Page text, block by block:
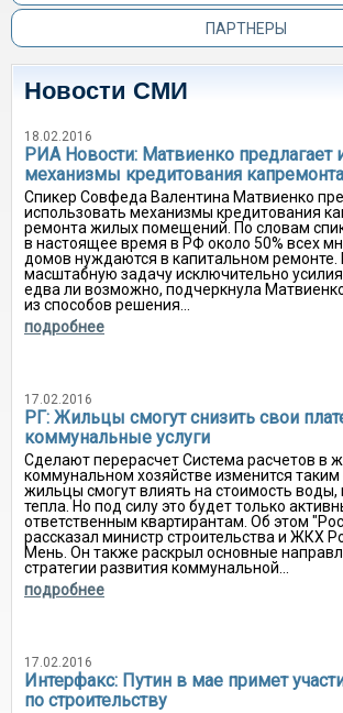
ПАРТНЕРЫ
Новости СМИ
18.02.2016
РИА Новости: Матвиенко предлагает
механизмы кредитования
Спикер Совфеда Валентина Матвиенко
использовать механизмы кредитования
ремонта жилых помещений. По словам
в настоящее время в РФ около 50% всех
домов нуждаются в капитальном ремонте.
масштабную задачу исключительно
едва ли возможно, подчеркнула
из способов решения...
подробнее
17.02.2016
РГ: Жильцы смогут снизить свои
коммунальные услуги
Сделают перерасчет Система расчетов в
коммунальном хозяйстве изменится таким
жильцы смогут влиять на стоимость воды,
тепла. Но под силу это будет только
ответственным квартирантам. Об этом
рассказал министр строительства и ЖКХ
Мень. Он также раскрыл основные
стратегии развития коммунальной...
подробнее
17.02.2016
Интерфакс: Путин в мае примет
по строительству